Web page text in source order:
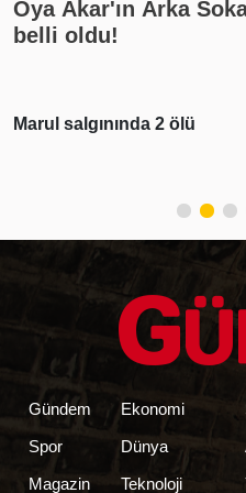
Oya Akar'ın Arka
belli oldu!
Marul salgınında 2 ölü
Gündem
Spor
Magazin
Ekonomi
Dünya
Teknoloji